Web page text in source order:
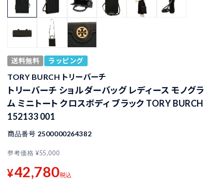
送料無料 ラッピング
TORY BURCH トリーバーチ
トリーバーチ ショルダーバッグ レディース モノグラ
ム ミニトート クロスボディ ブラック TORY BURCH
152133 001
商品番号 2500000264382
参考価格 ¥55,000
¥42,780税込